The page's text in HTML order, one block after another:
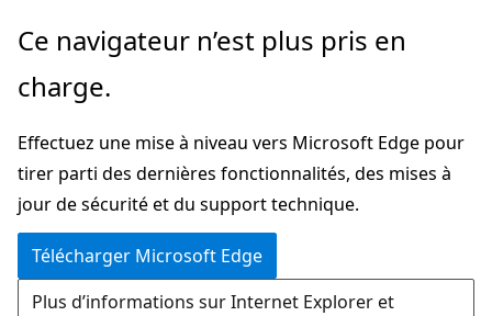
Passer
directement
au
principal
Ce navigateur n’est plus pris en
charge.
Effectuez une mise à niveau vers Microsoft Edge pour
tirer parti des dernières fonctionnalités, des mises à
jour de sécurité et du support technique.
Télécharger Microsoft Edge
Plus d’informations sur Internet Explorer et